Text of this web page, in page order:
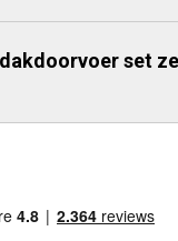
set